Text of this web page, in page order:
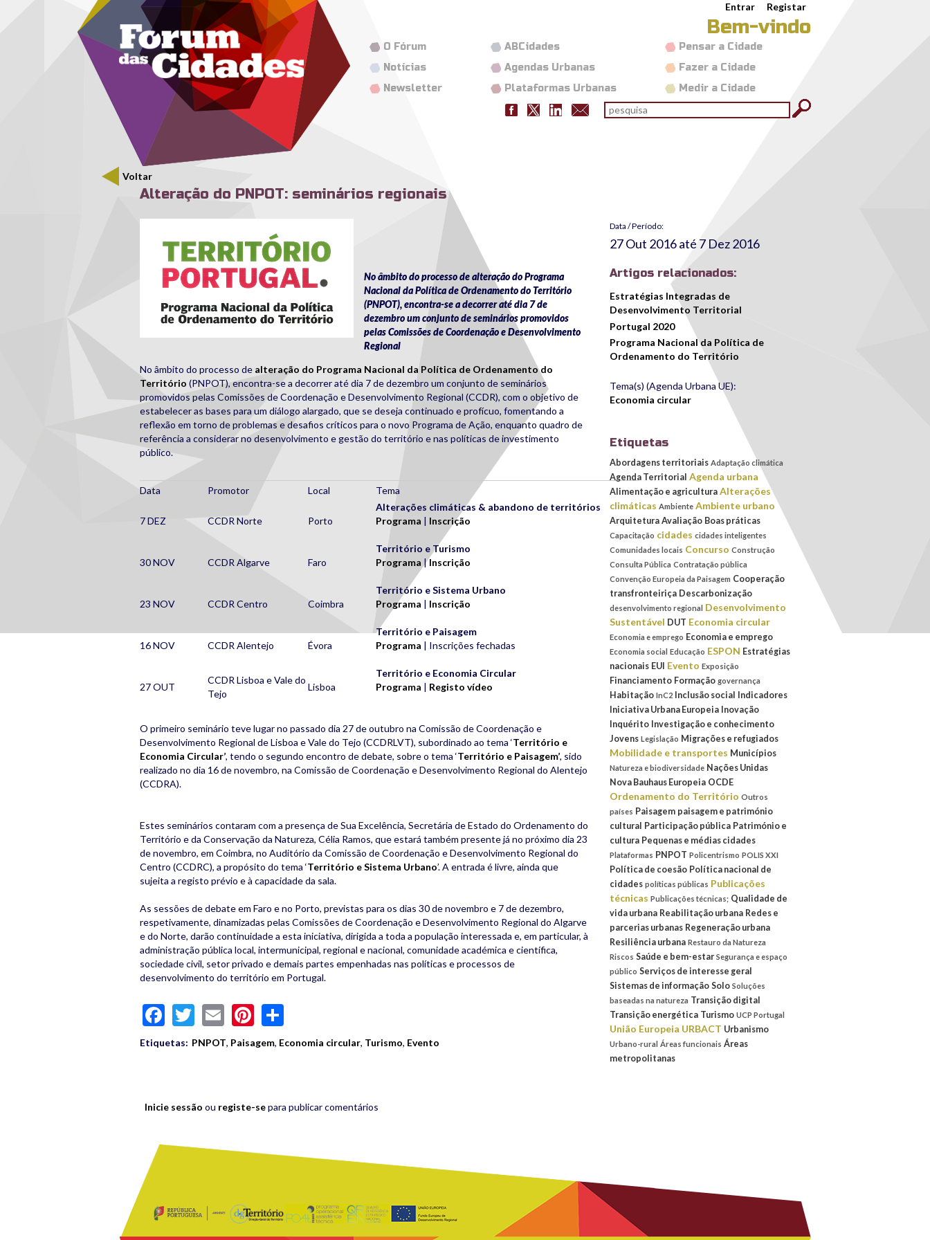
Passar para o conteúdo principalMenu secundário Entrar Registar
Bem-vindo
Pensar a Cidade
Fazer a Cidade
Medir a Cidade
ABCidades
Agendas Urbanas
Plataformas Urbanas
O Fórum
Notícias
Newsletter
Formulário de pesquisa
pesquisar
Voltar
Alteração do PNPOT: seminários regionais
No âmbito do processo de alteração do Programa
Nacional da Política de Ordenamento do Território
(PNPOT), encontra-se a decorrer até dia 7 de
dezembro um conjunto de seminários promovidos
pelas Comissões de Coordenação e Desenvolvimento
Regional
No âmbito do processo de alteração do Programa Nacional da Política de Ordenamento do
Território (PNPOT), encontra-se a decorrer até dia 7 de dezembro um conjunto de seminários
promovidos pelas Comissões de Coordenação e Desenvolvimento Regional (CCDR), com o objetivo de
estabelecer as bases para um diálogo alargado, que se deseja continuado e profícuo, fomentando a
reflexão em torno de problemas e desafios críticos para o novo Programa de Ação, enquanto quadro de
referência a considerar no desenvolvimento e gestão do território e nas políticas de investimento
público.
Data Promotor Local Tema
7 DEZ CCDR Norte Porto
Alterações climáticas & abandono de territórios
Programa | Inscrição
30 NOV CCDR Algarve Faro
Território e Turismo
Programa |Inscrição
23 NOV CCDR Centro Coimbra
Território e Sistema Urbano
Programa | Inscrição
16 NOV CCDR Alentejo Évora
Território e Paisagem
Programa | Inscrições fechadas
27 OUT
CCDR Lisboa e Vale do
Tejo
Lisboa
Território e Economia Circular
Programa | Registo vídeo
O primeiro seminário teve lugar no passado dia 27 de outubro na Comissão de Coordenação e
Desenvolvimento Regional de Lisboa e Vale do Tejo (CCDRLVT), subordinado ao tema ‘Território e
Economia Circular’, tendo o segundo encontro de debate, sobre o tema ‘Território e Paisagem’, sido
realizado no dia 16 de novembro, na Comissão de Coordenação e Desenvolvimento Regional do Alentejo
(CCDRA).
Estes seminários contaram com a presença de Sua Excelência, Secretária de Estado do Ordenamento do
Território e da Conservação da Natureza, Célia Ramos, que estará também presente já no próximo dia 23
de novembro, em Coimbra, no Auditório da Comissão de Coordenação e Desenvolvimento Regional do
Centro (CCDRC), a propósito do tema ‘Território e Sistema Urbano’. A entrada é livre, ainda que
sujeita a registo prévio e à capacidade da sala.
As sessões de debate em Faro e no Porto, previstas para os dias 30 de novembro e 7 de dezembro,
respetivamente, dinamizadas pelas Comissões de Coordenação e Desenvolvimento Regional do Algarve
e do Norte, darão continuidade a esta iniciativa, dirigida a toda a população interessada e, em particular, à
administração pública local, intermunicipal, regional e nacional, comunidade académica e científica,
sociedade civil, setor privado e demais partes empenhadas nas políticas e processos de
desenvolvimento do território em Portugal.
Facebook
Twitter
EmailPinterest
Etiquetas: PNPOT, Paisagem, Economia circular, Turismo, Evento
Inicie sessão ou registe-separa publicar comentários
Data / Período:
27 Out 2016até 7 Dez 2016
Artigos relacionados:
Estratégias Integradas de
Desenvolvimento Territorial
Portugal 2020
Programa Nacional da Política de
Ordenamento do Território
Tema(s) (Agenda Urbana UE):
Economia circular
Etiquetas
Abordagens territoriais Adaptação climática
Agenda Territorial Agenda urbana
Alimentação e agricultura Alterações
climáticas Ambiente Ambiente urbano
Arquitetura Avaliação Boas práticas
Capacitação cidades cidades inteligentes
Comunidades locais Concurso Construção
Consulta Pública Contratação pública
Convenção Europeia da Paisagem Cooperação
transfronteiriça Descarbonização
desenvolvimento regional Desenvolvimento
Sustentável DUT Economia circular
Economia e emprego Economia e emprego
Economia social Educação ESPON Estratégias
nacionais EUI Evento Exposição
Financiamento Formação governança
Habitação InC2 Inclusão social Indicadores
Iniciativa Urbana Europeia Inovação
Inquérito Investigação e conhecimento
Jovens Legislação Migrações e refugiados
Mobilidade e transportes Municípios
Natureza e biodiversidade Nações Unidas
Nova Bauhaus Europeia OCDE
Ordenamento do Território Outros
países Paisagem paisagem e património
cultural Participação pública Património e
cultura Pequenas e médias cidades
Plataformas PNPOT Policentrismo POLIS XXI
Política de coesão Política nacional de
cidades políticas públicas Publicações
técnicas Publicações técnicas; Qualidade de
vida urbana Reabilitação urbana Redes e
parcerias urbanas Regeneração urbana
Resiliência urbana Restauro da Natureza
Riscos Saúde e bem-estar Segurança e espaço
público Serviços de interesse geral
Sistemas de informação Solo Soluções
baseadas na natureza Transição digital
Transição energética Turismo UCP Portugal
União Europeia URBACT Urbanismo
Urbano-rural Áreas funcionais Áreas
metropolitanas